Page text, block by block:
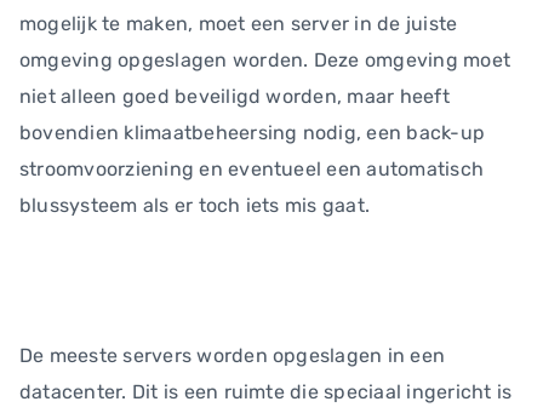
mogelijk te maken, moet een server in de juiste
omgeving opgeslagen worden. Deze omgeving moet
niet alleen goed beveiligd worden, maar heeft
bovendien klimaatbeheersing nodig, een back-up
stroomvoorziening en eventueel een automatisch
blussysteem als er toch iets mis gaat.
De meeste servers worden opgeslagen in een
datacenter. Dit is een ruimte die speciaal ingericht is